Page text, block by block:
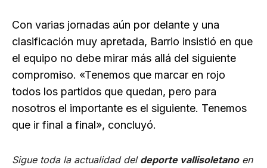
Con varias jornadas aún por delante y una
clasificación muy apretada, Barrio insistió en que
el equipo no debe mirar más allá del siguiente
compromiso. «Tenemos que marcar en rojo
todos los partidos que quedan, pero para
nosotros el importante es el siguiente. Tenemos
que ir final a final», concluyó.
Sigue toda la actualidad del deporte vallisoletanoen